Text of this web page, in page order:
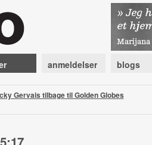
anmeldelser blogs
Gervais tilbage til Golden Globes